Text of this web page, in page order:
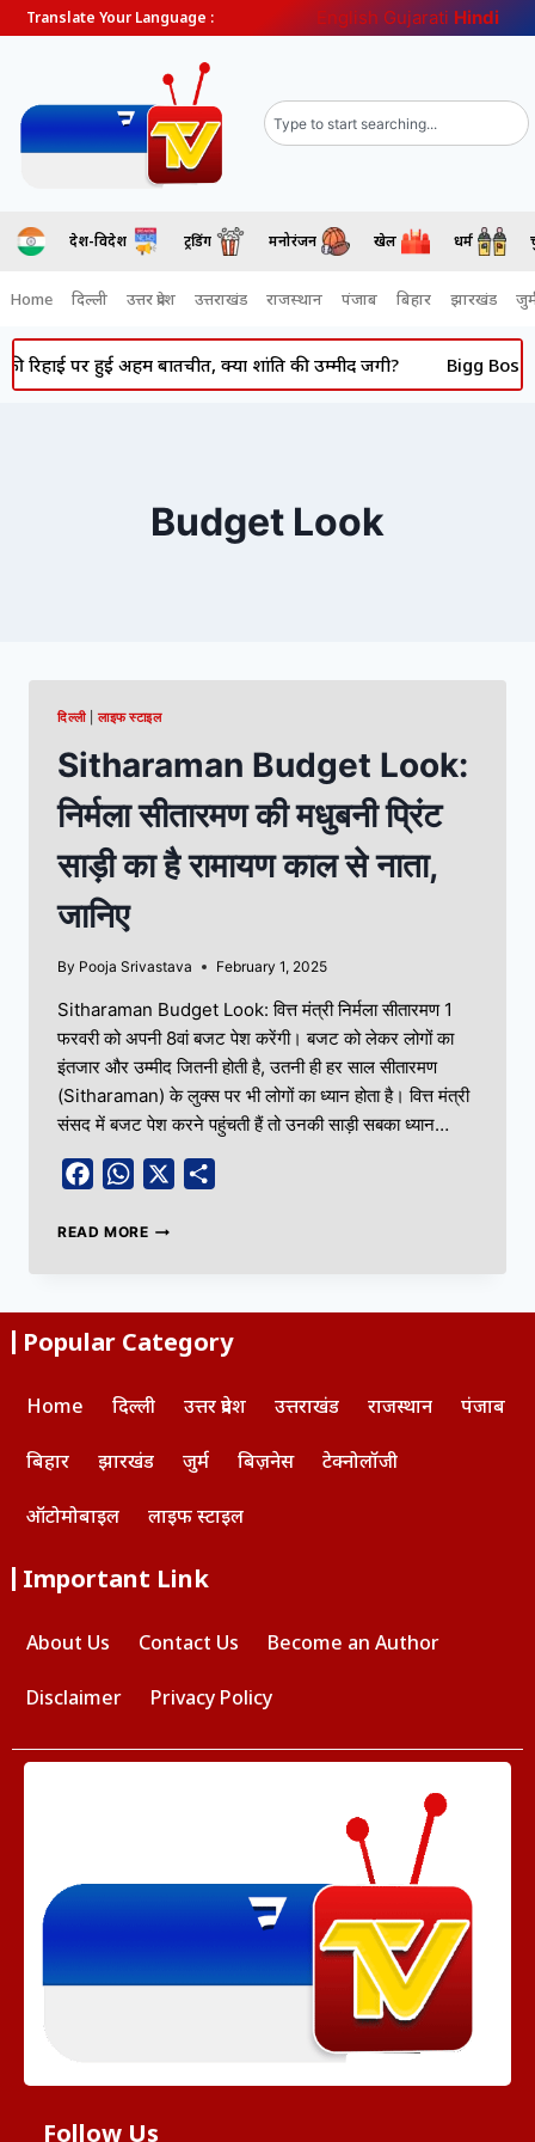
Translate Your Language : English Gujarati Hindi
देश-विदेश ट्रेंडिंग मनोरंजन खेल धर्म
Home दिल्ली उत्तर प्रदेश उत्तराखंड राजस्थान पंजाब बिहार झारखंड
पर हुई अहम बातचीत, क्या शांति की उम्मीद जगी? Bigg Boss
Budget Look
दिल्ली|लाइफ स्टाइल
Sitharaman Budget Look:
निर्मला सीतारमण की मधुबनी प्रिंट
साड़ी का है रामायण काल से नाता,
जानिए
By Pooja Srivastava February 1, 2025
Sitharaman Budget Look: वित्त मंत्री निर्मला सीतारमण 1
फरवरी को अपनी 8वां बजट पेश करेंगी। बजट को लेकर लोगों का
इंतजार और उम्मीद जितनी होती है, उतनी ही हर साल सीतारमण
(Sitharaman) के लुक्स पर भी लोगों का ध्यान होता है। वित्त मंत्री
संसद में बजट पेश करने पहुंचती हैं तो उनकी साड़ी सबका ध्यान…
FacebookWhatsApp
READ MORE
Popular Category
Home दिल्ली उत्तर प्रदेश उत्तराखंड राजस्थान पंजाब
बिहार झारखंड जुर्म बिज़नेस टेक्नोलॉजी
ऑटोमोबाइल लाइफ स्टाइल
Important Link
About Us Contact Us Become an Author
Disclaimer Privacy Policy
Follow Us